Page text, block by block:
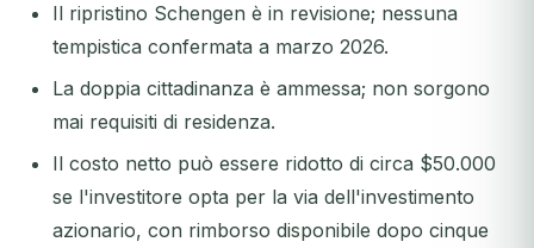
Il ripristino Schengen è in revisione; nessuna
tempistica confermata a marzo 2026.
La doppia cittadinanza è ammessa; non sorgono
mai requisiti di residenza.
Il costo netto può essere ridotto di circa $50.000
se l'investitore opta per la via dell'investimento
azionario, con rimborso disponibile dopo cinque